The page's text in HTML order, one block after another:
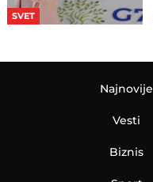
SVET
Najnovije
Vesti
Biznis